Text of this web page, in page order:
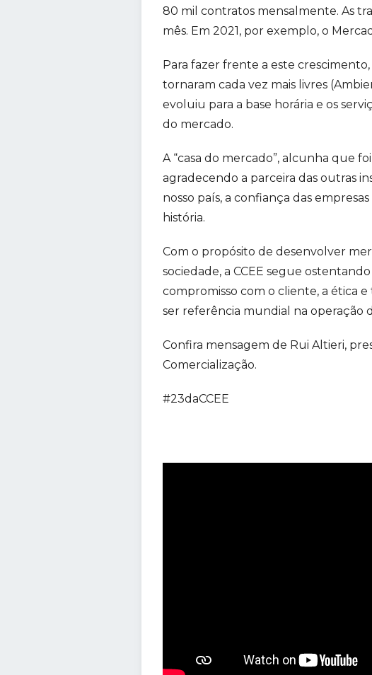
80 mil contratos mensalmente. As
mês. Em 2021, por exemplo, o
Para fazer frente a este
tornaram cada vez mais livres
evoluiu para a base horária e os
do mercado.
A “casa do mercado”, alcunha que
agradecendo a parceira das outras
nosso país, a confiança das
história.
Com o propósito de desenvolver
sociedade, a CCEE segue
compromisso com o cliente, a ética e
ser referência mundial na operação
Confira mensagem de Rui Altieri,
Comercialização.
#23daCCEE